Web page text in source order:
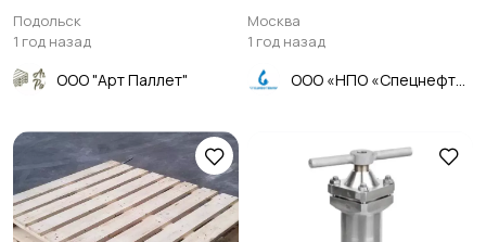
Подольск
1 год назад
ООО "Арт Паллет"
устройством
Москва
1 год назад